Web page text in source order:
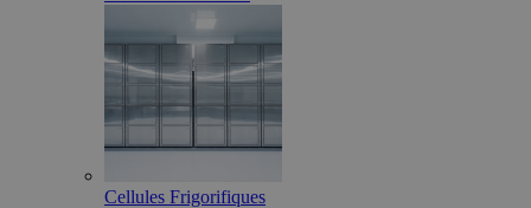
Cellules Frigorifiques